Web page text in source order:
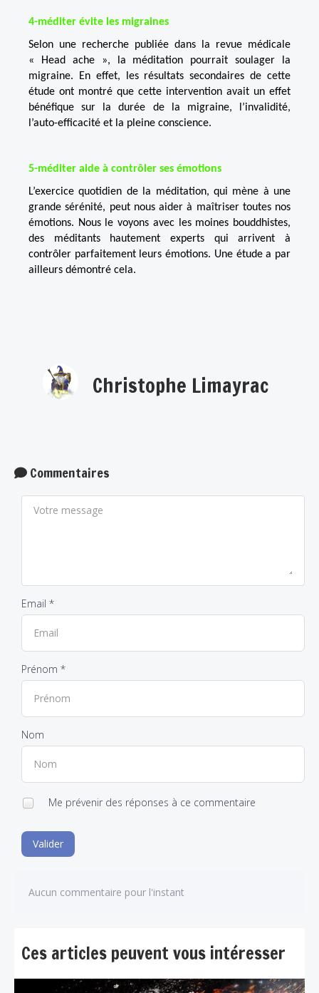
4-méditer évite les migraines
Selon une recherche publiée dans la revue médicale
« Head ache », la méditation pourrait soulager la
migraine. En effet, les résultats secondaires de cette
étude ont montré que cette intervention avait un effet
bénéfique sur la durée de la migraine, l’invalidité,
l’auto-efficacité et la pleine conscience.
5-méditer aide à contrôler ses émotions
L’exercice quotidien de la méditation, qui mène à une
grande sérénité, peut nous aider à maîtriser toutes nos
émotions. Nous le voyons avec les moines bouddhistes,
des méditants hautement experts qui arrivent à
contrôler parfaitement leurs émotions. Une étude a par
ailleurs démontré cela.
Christophe Limayrac
Commentaires
Email *
Prénom *
Nom
Me prévenir des réponses à ce commentaire
Valider
Aucun commentaire pour l'instant
Ces articles peuvent vous intéresser